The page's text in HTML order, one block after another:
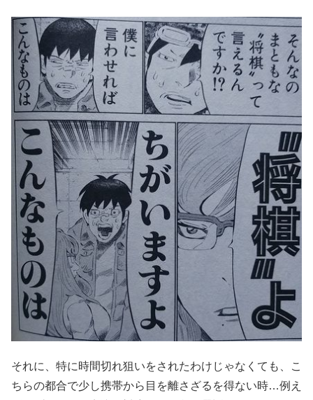
それに、特に時間切れ狙いをされたわけじゃなくても、こ
ちらの都合で少し携帯から目を離さざるを得ない時…例え